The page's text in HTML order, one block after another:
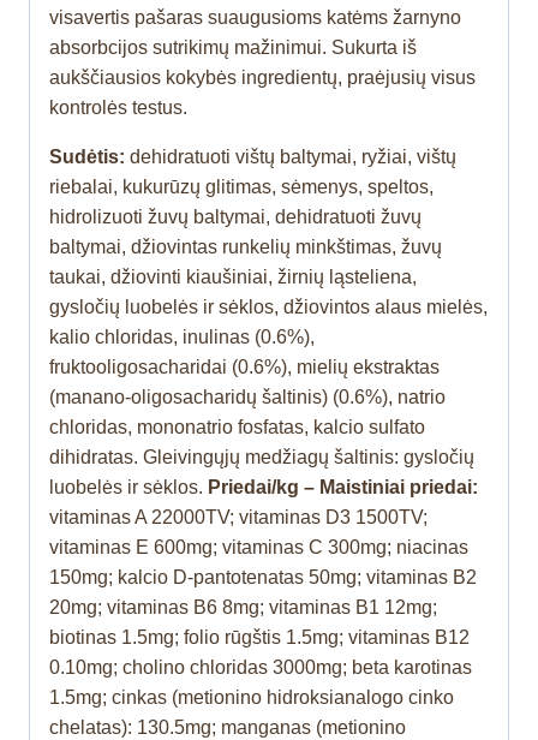
visavertis pašaras suaugusioms katėms žarnyno
absorbcijos sutrikimų mažinimui. Sukurta iš
aukščiausios kokybės ingredientų, praėjusių visus
kontrolės testus.
Sudėtis: dehidratuoti vištų baltymai, ryžiai, vištų
riebalai, kukurūzų glitimas, sėmenys, speltos,
hidrolizuoti žuvų baltymai, dehidratuoti žuvų
baltymai, džiovintas runkelių minkštimas, žuvų
taukai, džiovinti kiaušiniai, žirnių ląsteliena,
gysločių luobelės ir sėklos, džiovintos alaus mielės,
kalio chloridas, inulinas (0.6%),
fruktooligosacharidai (0.6%), mielių ekstraktas
(manano-oligosacharidų šaltinis) (0.6%), natrio
chloridas, mononatrio fosfatas, kalcio sulfato
dihidratas. Gleivingųjų medžiagų šaltinis: gysločių
luobelės ir sėklos. Priedai/kg – Maistiniai priedai:
vitaminas A 22000TV; vitaminas D3 1500TV;
vitaminas E 600mg; vitaminas C 300mg; niacinas
150mg; kalcio D-pantotenatas 50mg; vitaminas B2
20mg; vitaminas B6 8mg; vitaminas B1 12mg;
biotinas 1.5mg; folio rūgštis 1.5mg; vitaminas B12
0.10mg; cholino chloridas 3000mg; beta karotinas
1.5mg; cinkas (metionino hidroksianalogo cinko
chelatas): 130.5mg; manganas (metionino